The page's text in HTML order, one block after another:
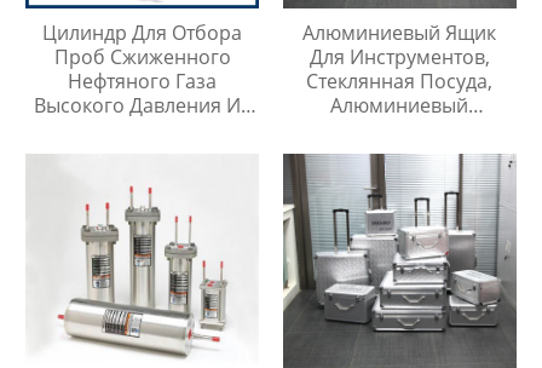
Цилиндр Для Отбора
Проб Сжиженного
Нефтяного Газа
Высокого Давления Из
Алюминиевый Ящик
Для Инструментов,
Стеклянная Посуда,
Алюминиевый